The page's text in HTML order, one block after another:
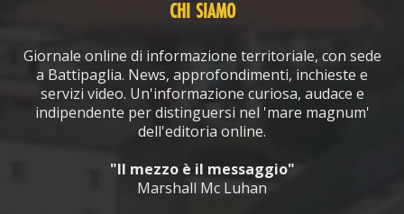
CHI SIAMO
Giornale online di informazione territoriale, con sede
a Battipaglia. News, approfondimenti, inchieste e
servizi video. Un'informazione curiosa, audace e
indipendente per distinguersi nel 'mare magnum'
dell'editoria online.
"Il mezzo è il messaggio"
Marshall Mc Luhan